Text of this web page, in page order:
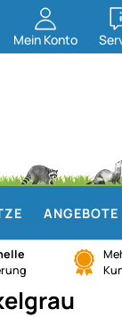
Mein Konto
ANGEBOTE